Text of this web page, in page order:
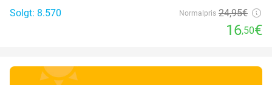
Solgt: 8.570
Normalpris 24,95€
16,50€